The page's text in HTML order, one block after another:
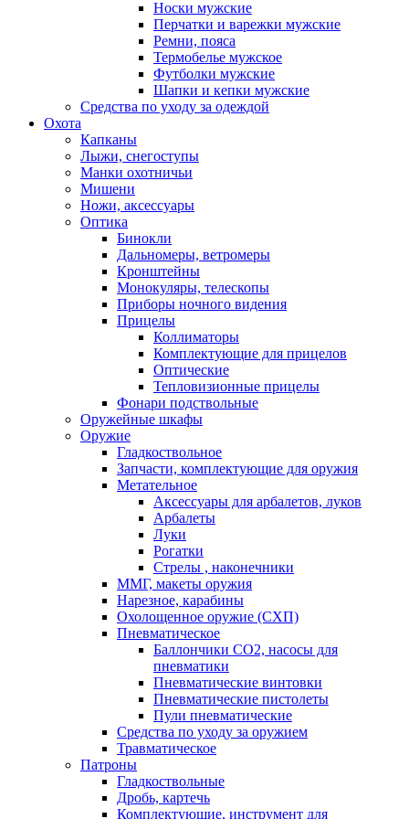
Носки мужские
Перчатки и варежки мужские
Ремни, пояса
Термобелье мужское
Футболки мужские
Шапки и кепки мужские
Средства по уходу за одеждой
Охота
Капканы
Лыжи, снегоступы
Манки охотничьи
Мишени
Ножи, аксессуары
Оптика
Бинокли
Дальномеры, ветромеры
Кронштейны
Монокуляры, телескопы
Приборы ночного видения
Прицелы
Коллиматоры
Комплектующие для прицелов
Оптические
Тепловизионные прицелы
Фонари подствольные
Оружейные шкафы
Оружие
Гладкоствольное
Запчасти, комплектующие для оружия
Метательное
Аксессуары для арбалетов, луков
Арбалеты
Луки
Рогатки
Стрелы , наконечники
ММГ, макеты оружия
Нарезное, карабины
Охолощенное оружие (СХП)
Пневматическое
Баллончики СО2, насосы для
пневматики
Пневматические винтовки
Пневматические пистолеты
Пули пневматические
Средства по уходу за оружием
Травматическое
Патроны
Гладкоствольные
Дробь, картечь
Комплектующие, инструмент для